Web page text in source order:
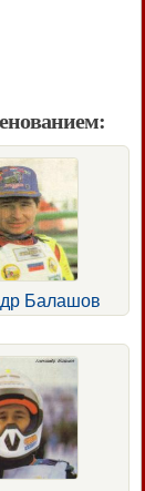
Балашов